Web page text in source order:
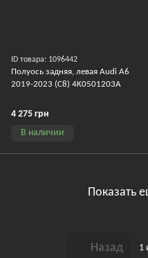
ID товара: 1096442
Полуось задняя, ​​левая Audi A6
2019-2023 (C8) 4K0501203A
4 275 грн
В наличии
Показать
Назад 1